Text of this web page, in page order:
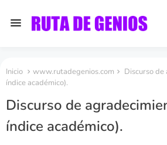
Inicio www.rutadegenios.com
Discurso
índice académico).
Discurso de
índice académico).